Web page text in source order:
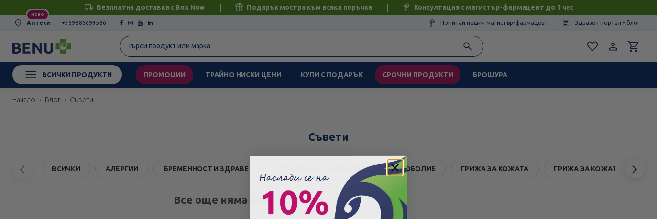
Безплатна доставка с Box Now Подарък мостра към всяка поръчка Консултация с магистър-фармацевт до 1 час
НОВО
Аптеки +359885699586 Попитай нашия магистър-фармацевт! Здравен портал - блог
ВСИЧКИ ПРОДУКТИ ПРОМОЦИИ ТРАЙНО НИСКИ ЦЕНИ КУПИ С ПОДАРЪК СРОЧНИ ПРОДУКТИ БРОШУРА
Начало Блог Съвети
Съвети
ВСИЧКИ АЛЕРГИИ БРЕМЕННОСТ И ЗДРАВЕ ВИТАМИНИ И МИНЕРАЛИ ГЛАВОБОЛИЕ ГРИЖА ЗА КОЖАТА ГРИЖА ЗА КОЖАТА ПРИ
Предишен
Все още няма блог постове.